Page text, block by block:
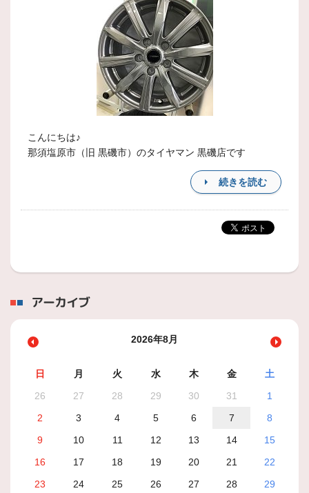
こんにちは♪
那須塩原市（旧 黒磯市）のタイヤマン 黒磯店です
続きを読む
アーカイブ
2026年8月
日 月 火 水 木 金
土
26
27 28 29 30 31
1
2
3 4 5 6 7
8
9
10 11 12 13 14
15
16
17 18 19 20 21
22
23
24 25 26 27 28
29